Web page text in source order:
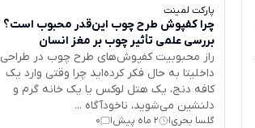
پارکت لمینت
چرا کفپوش طرح چوب این‌قدر محبوب است؟
بررسی علمی تأثیر چوب بر مغز انسان
راز محبوبیت کفپوش‌های طرح چوب در طراحی
داخلیتا به حال فکر کرده‌اید چرا وقتی وارد یک
کافه دنج، یک هتل لوکس یا یک خانه گرم و
دلنشین می‌شوید، ناخودآگاه ...
گلسا بحری| 2 ماه پیش |
0